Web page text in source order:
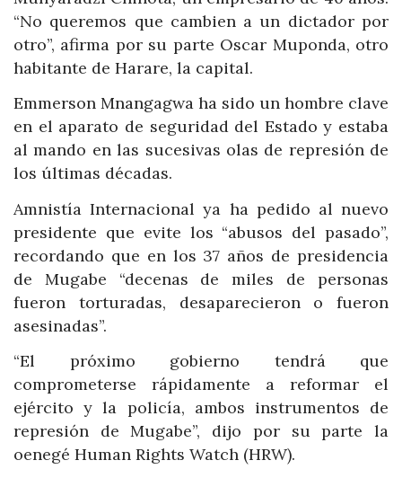
“No queremos que cambien a un dictador por
otro”, afirma por su parte Oscar Muponda, otro
habitante de Harare, la capital.
Emmerson Mnangagwa ha sido un hombre clave
en el aparato de seguridad del Estado y estaba
al mando en las sucesivas olas de represión de
los últimas décadas.
Amnistía Internacional ya ha pedido al nuevo
presidente que evite los “abusos del pasado”,
recordando que en los 37 años de presidencia
de Mugabe “decenas de miles de personas
fueron torturadas, desaparecieron o fueron
asesinadas”.
“El próximo gobierno tendrá que
comprometerse rápidamente a reformar el
ejército y la policía, ambos instrumentos de
represión de Mugabe”, dijo por su parte la
oenegé Human Rights Watch (HRW).